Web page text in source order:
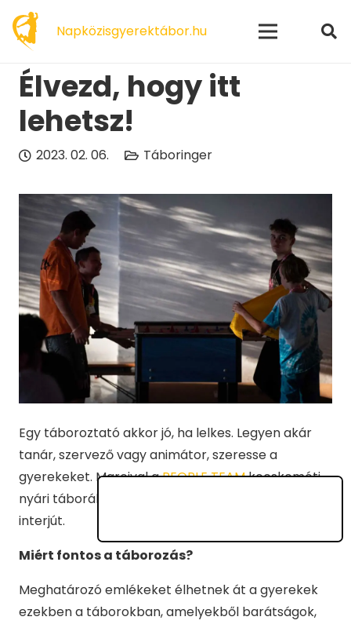
Napközisgyerektábor.hu
Élvezd, hogy itt
lehetsz!
2023. 02. 06. Táboringer
Egy táboroztató akkor jó, ha lelkes. Legyen akár
tanár, szervező vagy animátor, szeresse a
gyerekeket. Marcival aPEOPLE TEAMkecskeméti
nyári táborában találkozhatsz – vele készítettünk
interjút.
Miért fontos a táborozás?
Meghatározó emlékeket élhetnek át a gyerekek
ezekben a táborokban, amelyekből barátságok,